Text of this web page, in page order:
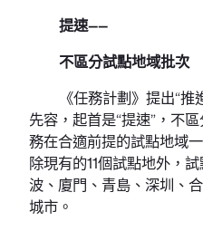
提速——
不區分試點地域批次
《任務計劃》提出“
先容，起首是“提速”，不
務在合適前提的試點地域
除現有的11個試點地外，
波、廈門、青島、深圳、
城市。